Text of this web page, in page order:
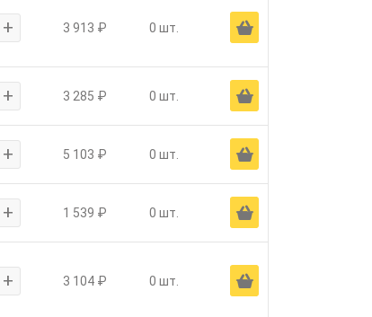
+ 3 913 ₽ 0 шт. Ä
+ 3 285 ₽ 0 шт. Ä
+ 5 103 ₽ 0 шт. Ä
+ 1 539 ₽ 0 шт. Ä
+ 3 104 ₽ 0 шт. Ä